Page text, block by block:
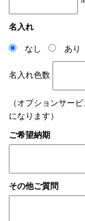
名入れ
なし あり
名入れ色数
（オプションサー
になります）
ご希望納期
その他ご質問